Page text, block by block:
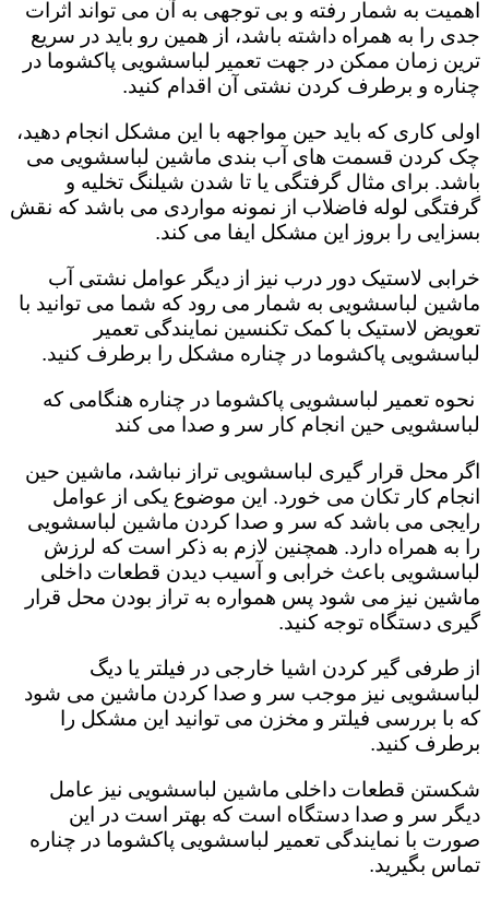
اهمیت به شمار رفته و بی توجهی به آن می تواند اثرات
جدی را به همراه داشته باشد، از همین رو باید در سریع
ترین زمان ممکن در جهت تعمیر لباسشویی پاکشوما در
چناره و برطرف کردن نشتی آن اقدام کنید.
اولی کاری که باید حین مواجهه با این مشکل انجام دهید،
چک کردن قسمت های آب بندی ماشین لباسشویی می
باشد. برای مثال گرفتگی یا تا شدن شیلنگ تخلیه و
گرفتگی لوله فاضلاب از نمونه مواردی می باشد که نقش
بسزایی را بروز این مشکل ایفا می کند‌‌.
خرابی لاستیک دور درب نیز از دیگر عوامل نشتی آب
ماشین لباسشویی به شمار می رود که شما می توانید با
تعویض لاستیک با کمک تکنسین نمایندگی تعمیر
لباسشویی پاکشوما در چناره مشکل را برطرف کنید.
نحوه تعمیر لباسشویی پاکشوما در چناره هنگامی که
لباسشویی حین انجام کار سر و صدا می کند
اگر محل قرار گیری لباسشویی تراز نباشد، ماشین حین
انجام کار تکان می خورد‌. این موضوع یکی از عوامل
رایجی می باشد که سر و صدا کردن ماشین لباسشویی
را به همراه دارد. همچنین لازم به ذکر است که لرزش
لباسشویی باعث خرابی و آسیب دیدن قطعات داخلی
ماشین نیز می شود پس همواره به تراز بودن محل قرار
گیری دستگاه توجه کنید.
از طرفی گیر کردن اشیا خارجی در فیلتر یا دیگ
لباسشویی نیز موجب سر و صدا کردن ماشین می شود
که با بررسی فیلتر و مخزن می توانید این مشکل را
برطرف کنید.
شکستن قطعات داخلی ماشین لباسشویی نیز عامل
دیگر سر و صدا دستگاه است که بهتر است در این
صورت با نمایندگی تعمیر لباسشویی پاکشوما در چناره
تماس بگیرید.